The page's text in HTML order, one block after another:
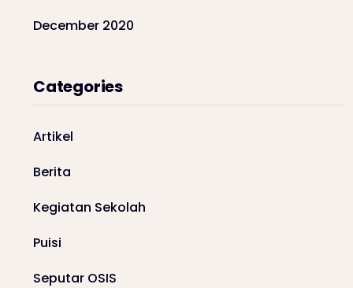
December 2020
Categories
Artikel
Berita
Kegiatan Sekolah
Puisi
Seputar OSIS